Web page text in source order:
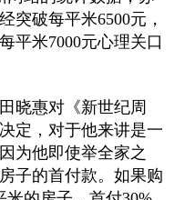
突破每平米6500元，
平米7000元心理关口
晓惠对《新世纪周
定，对于他来讲是一
为他即使举全家之
子的首付款。如果购